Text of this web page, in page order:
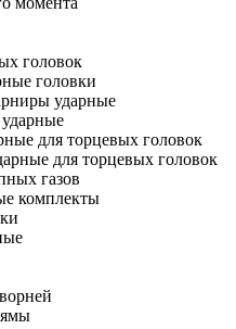
головок
головки
ударные
для торцевых головок
для торцевых головок
газов
комплекты